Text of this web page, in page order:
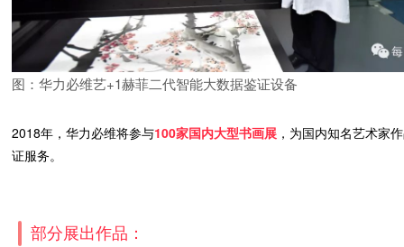
图：华力必维艺+1赫菲二代智能大数据鉴证设备
2018年，华力必维将参与100家国内大型书画展 ，为国内知名艺术家
证服务。
部分展出作品：